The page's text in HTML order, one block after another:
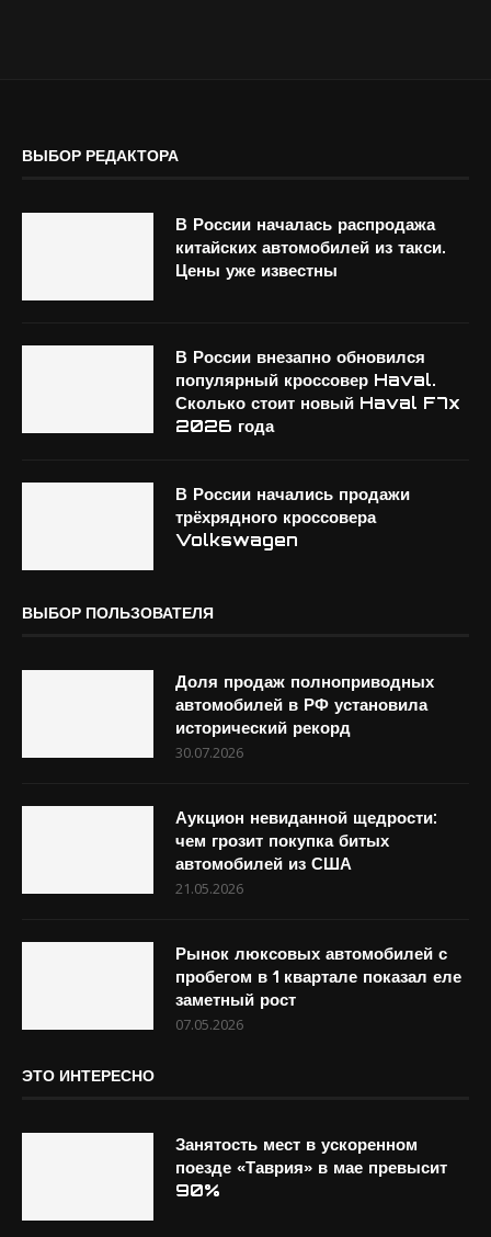
ВЫБОР РЕДАКТОРА
В России началась распродажа
китайских автомобилей из такси.
Цены уже известны
В России внезапно обновился
популярный кроссовер Haval.
Сколько стоит новый Haval F7x
2026 года
В России начались продажи
трёхрядного кроссовера
Volkswagen
ВЫБОР ПОЛЬЗОВАТЕЛЯ
Доля продаж полноприводных
автомобилей в РФ установила
исторический рекорд
30.07.2026
Аукцион невиданной щедрости:
чем грозит покупка битых
автомобилей из США
21.05.2026
Рынок люксовых автомобилей с
пробегом в 1 квартале показал еле
заметный рост
07.05.2026
ЭТО ИНТЕРЕСНО
Занятость мест в ускоренном
поезде «Таврия» в мае превысит
90%